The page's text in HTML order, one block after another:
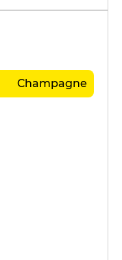
Champagne